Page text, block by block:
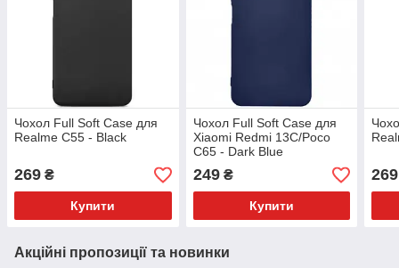
Чохол Full Soft Case для
Realme C55 - Black
269 ₴
Купити
Чохол Full Soft Case для
Xiaomi Redmi 13C/Poco
C65 - Dark Blue
249₴
Купити
269
Акційні пропозиції та новинки